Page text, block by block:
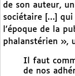
de son auteur,
sociétaire […] qui
l’époque de la
phalanstérien »,
Il faut
de nos